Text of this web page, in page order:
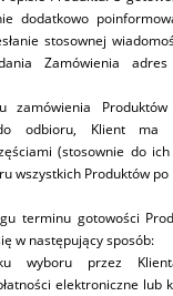
dodatkowo
stosownej
Zamówienia
zamówienia
odbioru, Klient ma
(stosownie do
wszystkich Produktów
terminu gotowości
w następujący sposób:
wyboru przez
elektroniczne lub